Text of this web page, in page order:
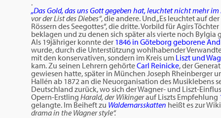
.
„Das Gold, das uns Gott gegeben hat, leuchtet nicht mehr im
vor der List des Diebes“, die andere. Und „Es leuchtet auf
Rössern des Seegottes“, die dritte. Vorbild für Agirs
beklagen und zu denen sich später als vierte noch
Als 19jähriger konnte der 1846 in Göteborg geborene
wurde, durch die Unterstützung wohlhabender
mit den konservativen, sondern im Kreis um Liszt und
kam. Zu seinen Lehrern gehörteCarl Reinicke, der
gewiesen hatte, später in München Joseph Rheinberger
Hallén ab 1872 an die Neuorganisation des Musiklebens
Deutschland zurück, wo sich der Wagner- und Liszt-
Opern-Erstling Harald, der Wikingerauf Liszts Empfehlung
gelangte. Im Beiheft zu Waldemarsskatten heißt es zur
drama in the Wagner style“.